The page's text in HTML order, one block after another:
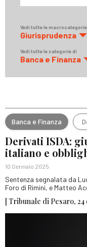
Vedi tutte le
Giurisprudenza
Vedi tutte le categorie di
Banca e Finanza
Banca e Finanza
Derivati ISDA:
italiano e
10 Gennaio 2025
Sentenza segnalata da
Foro di Rimini, e Matteo
[ Tribunale di Pesaro,